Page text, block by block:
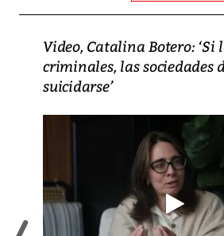
Video, Catalina Botero: ‘Si
criminales, las sociedades
suicidarse’